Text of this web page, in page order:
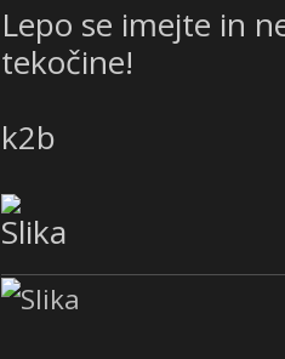
Lepo se imejte in
tekočine!
k2b